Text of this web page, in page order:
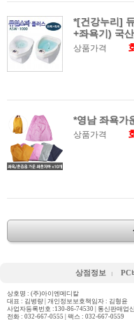
*[건강누리]
+좌욕기) 국
상품가격
*영남 좌욕가
상품가격
상점정보 PC
상호명 : (주)아이엔메디칼
대표 : 김병량 | 개인정보보호책임자 : 김형윤
사업자등록번호 :130-86-74530 | 통신판매업
전화 : 032-667-0555 | 팩스 : 032-667-0559